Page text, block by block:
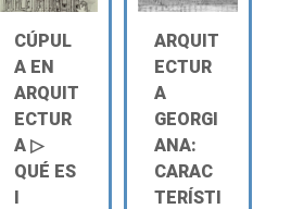
CÚPUL
A EN
ARQUIT
ECTUR
A ▷
QUÉ ES
Ι
ARQUIT
ECTUR
A
GEORGI
ANA:
CARAC
TERÍSTI